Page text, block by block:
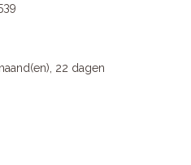
22 dagen